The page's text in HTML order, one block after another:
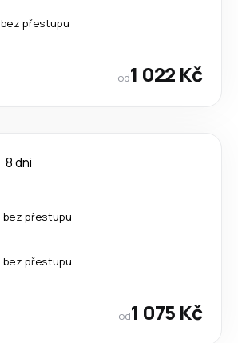
bez přestupu
od1 022 Kč
8 dni
bez přestupu
bez přestupu
od1 075 Kč